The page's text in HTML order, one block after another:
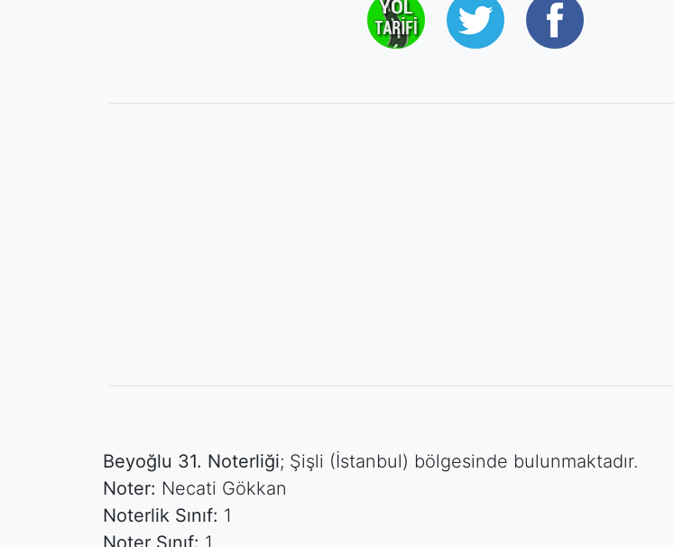
Beyoğlu 31. Noterliği; Şişli (İstanbul) bölgesinde bulunmaktadır.
Noter: Necati Gökkan
Noterlik Sınıf: 1
Noter Sınıf: 1